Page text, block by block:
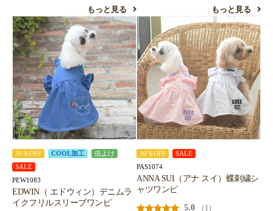
もっと見る もっと見る
30％OFF COOL加工
虫よけ
SALE
PEW1083
EDWIN（ エドウィン）デニムラ
イクフリルスリーブワンピ
30％OFF SALE
PAS1074
ANNA SUI（アナ スイ）蝶刺繍シ
ャツワンピ
5.0
（1）
お買い物を続ける カートへ進む